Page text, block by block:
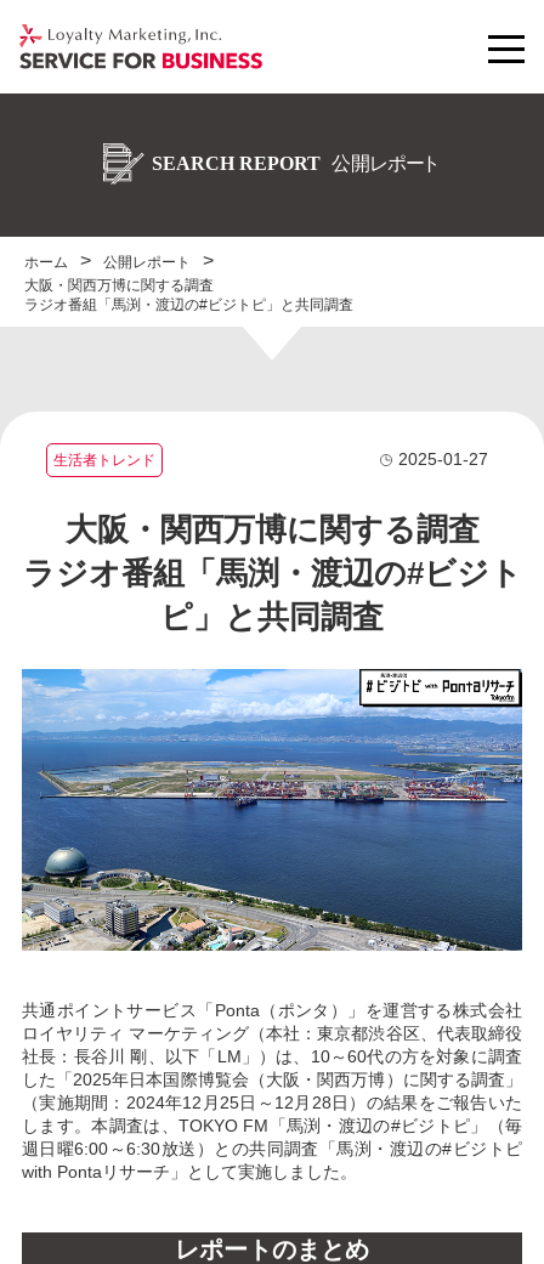
ホーム
公開レポート
大阪・関西万博に関する調査
ラジオ番組「馬渕・渡辺の#ビジトピ」と共同調査
生活者トレンド 2025-01-27
大阪・関西万博に関する調査
ラジオ番組「馬渕・渡辺の#ビジト
ピ」と共同調査
共通ポイントサービス「Ponta（ポンタ）」を運営する株式会社
ロイヤリティ マーケティング（本社：東京都渋谷区、代表取締役
社長：長谷川 剛、以下「LM」）は、10～60代の方を対象に調査
した「2025年日本国際博覧会（大阪・関西万博）に関する調査」
（実施期間：2024年12月25日～12月28日）の結果をご報告いた
します。本調査は、TOKYO FM「馬渕・渡辺の#ビジトピ」（毎
週日曜6:00～6:30放送）との共同調査「馬渕・渡辺の#ビジトピ
with Pontaリサーチ」として実施しました。
レポートのまとめ